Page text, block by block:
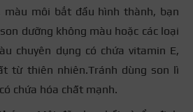
màu môi bắt đầu hình thành, bạn
dưỡng không màu hoặc các loại
chuyên dụng có chứa vitamin E,
từ thiên nhiên.Tránh dùng son lì
chứa hóa chất mạnh.